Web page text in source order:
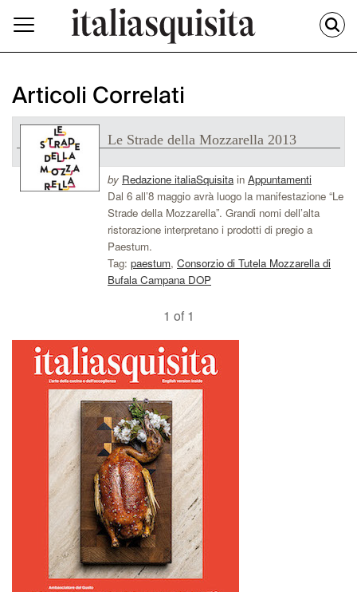
Articoli Correlati
Le Strade della Mozzarella 2013
by Redazione italiaSquisitain Appuntamenti
Dal 6 all’8 maggio avrà luogo la manifestazione “Le
Strade della Mozzarella”. Grandi nomi dell’alta
ristorazione interpretano i prodotti di pregio a
Paestum.
Tag: paestum, Consorzio di Tutela Mozzarella di
Bufala Campana DOP
1 of 1